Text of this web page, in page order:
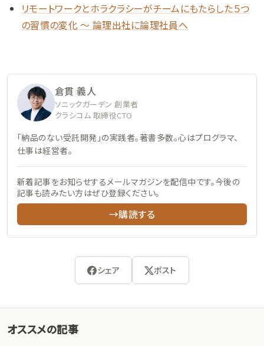
リモートワークとホラクラシーがチームにもたらした５つ
の習慣の変化 〜 論理出社に論理社員へ
倉貫 義人
ソニックガーデン 創業者
クラシコム 取締役CTO
「納品のない受託開発」の実践者。著書多数。心はプログラマ、
仕事は経営者。
新着記事をお知らせするメールマガジンを配信中です。今後の
記事も読みたい方はぜひ登録ください。
→購読する
シェア ポスト
オススメの記事